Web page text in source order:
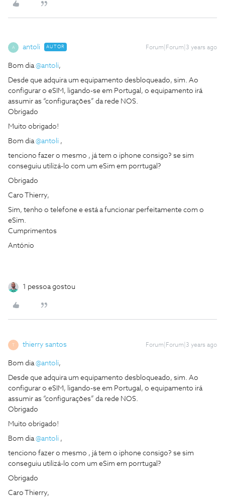
A antoli AUTOR Forum|Forum|3 years ago
Bom dia@antoli,
Desde que adquira um equipamento desbloqueado, sim. Ao
configurar o eSIM, ligando-se em Portugal, o equipamento irá
assumir as “configurações” da rede NOS.
Obrigado
Muito obrigado!
Bom dia@antoli ,
tenciono fazer o mesmo , já tem o iphone consigo? se sim
conseguiu utilizá-lo com um eSim em porrtugal?
Obrigado
Caro Thierry,
Sim, tenho o telefone e está a funcionar perfeitamente com o
eSim.
Cumprimentos
António
1 pessoa gostou
T thierry santos Forum|Forum|3 years ago
Bom dia@antoli,
Desde que adquira um equipamento desbloqueado, sim. Ao
configurar o eSIM, ligando-se em Portugal, o equipamento irá
assumir as “configurações” da rede NOS.
Obrigado
Muito obrigado!
Bom dia@antoli ,
tenciono fazer o mesmo , já tem o iphone consigo? se sim
conseguiu utilizá-lo com um eSim em porrtugal?
Obrigado
Caro Thierry,